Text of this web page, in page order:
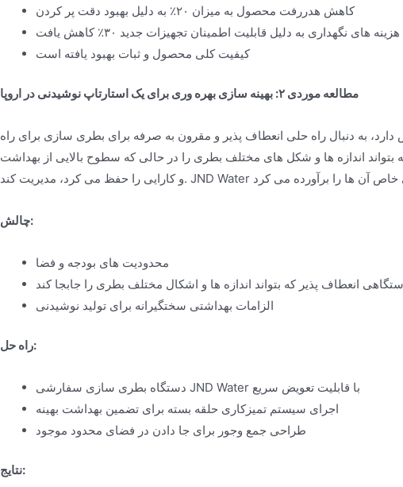
کاهش هدررفت محصول به میزان ۲۰٪ به دلیل بهبود دقت پر کردن
هزینه های نگهداری به دلیل قابلیت اطمینان تجهیزات جدید ۳۰٪ کاهش یافت
کیفیت کلی محصول و ثبات بهبود یافته است
مطالعه موردی ۲: بهینه سازی بهره وری برای یک استارتاپ نوشیدنی در اروپا
به دنبال راه حلی انعطاف پذیر و مقرون به صرفه برای بطری سازی برای راه
بتواند اندازه ها و شکل های مختلف بطری را در حالی که سطوح بالایی از بهداشت
چالش:
محدودیت های بودجه و فضا
انعطاف پذیر که بتواند اندازه ها و اشکال مختلف بطری را جابجا کند
الزامات بهداشتی سختگیرانه برای تولید نوشیدنی
راه حل:
دستگاه بطری سازی سفارشی JND Water با قابلیت تعویض سریع
اجرای سیستم تمیزکاری حلقه بسته برای تضمین بهداشت بهینه
طراحی جمع وجور برای جا دادن در فضای محدود موجود
نتایج: